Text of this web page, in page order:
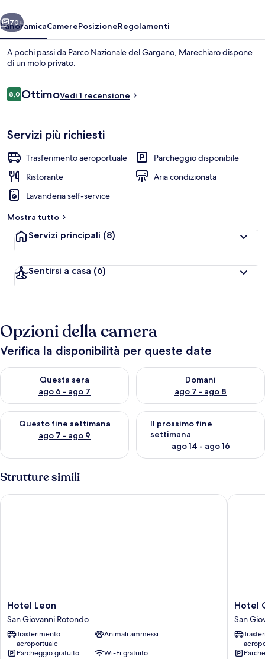
Ristorazione all'aperto
Avanti
70+
PanoramicaCamerePosizioneRegolamenti
A pochi passi da Parco Nazionale del Gargano, Marechiaro dispone
di un molo privato.
Recensioni
8,08,0 su 10
OttimoVedi 1 recensione
Servizi più richiesti
Trasferimento aeroportuale
Parcheggio disponibile
Ristorante
Aria condizionata
Lavanderia self-service
Mostra tutto
Servizi principali (8)
Sentirsi a casa (6)
Opzioni della camera
Verifica la disponibilità per queste date
Questa sera
ago 6 - ago 7
Verifica la disponibilità per questa sera, ago 6 - ago 7
Domani
ago 7 - ago 8
Verifica la disponibilità per
Questo fine settimana
ago 7 - ago 9
Verifica la disponibilità per questo fine settimana, ago 7 - ago
Il prossimo fine
settimana
ago 14 - ago 16
Verifica la disponibilità per il
Strutture simili
Hotel
Leon
San
Giovanni
Rotondo
Hotel Leon
San Giovanni Rotondo
Trasferimento
aeroportuale
Animali ammessi
Parcheggio gratuito
Wi-Fi gratuito
Hotel Leon
Hotel
Colonne
San
Rotondo
Hotel
San
Hotel